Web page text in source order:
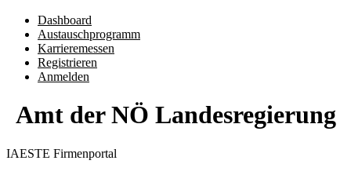
Dashboard
Austauschprogramm
Karrieremessen
Registrieren
Anmelden
Amt der NÖ Landesregierung
IAESTE Firmenportal